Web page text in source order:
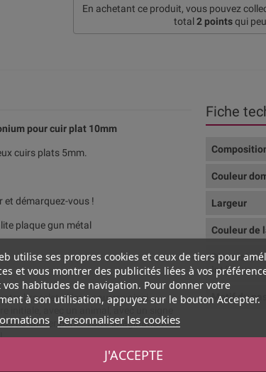
En achetant ce produit, vous pouvez
total2 pointsqui
pour cuir plat 10mm
cuirs plats 5mm.
et démarquez-vous !
plaque gun métal
bracelet.. Vous pourrez ainsi
initiale, avec un animal, avec un signe
de laisser parler votre imagination en
Fiche
Couleur
Largeur
Couleur de
Dimension
intérieur
Motif du
utilise ses propres cookies et ceux de tiers pour
et vous montrer des publicités liées à vos
vos habitudes de navigation. Pour donner votre
à son utilisation, appuyez sur le bouton Accepter.
Personnaliser les cookies
J'ACCEPTE